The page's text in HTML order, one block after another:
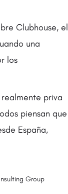
Clubhouse, el
una
los
priva
piensan que
España,
Group